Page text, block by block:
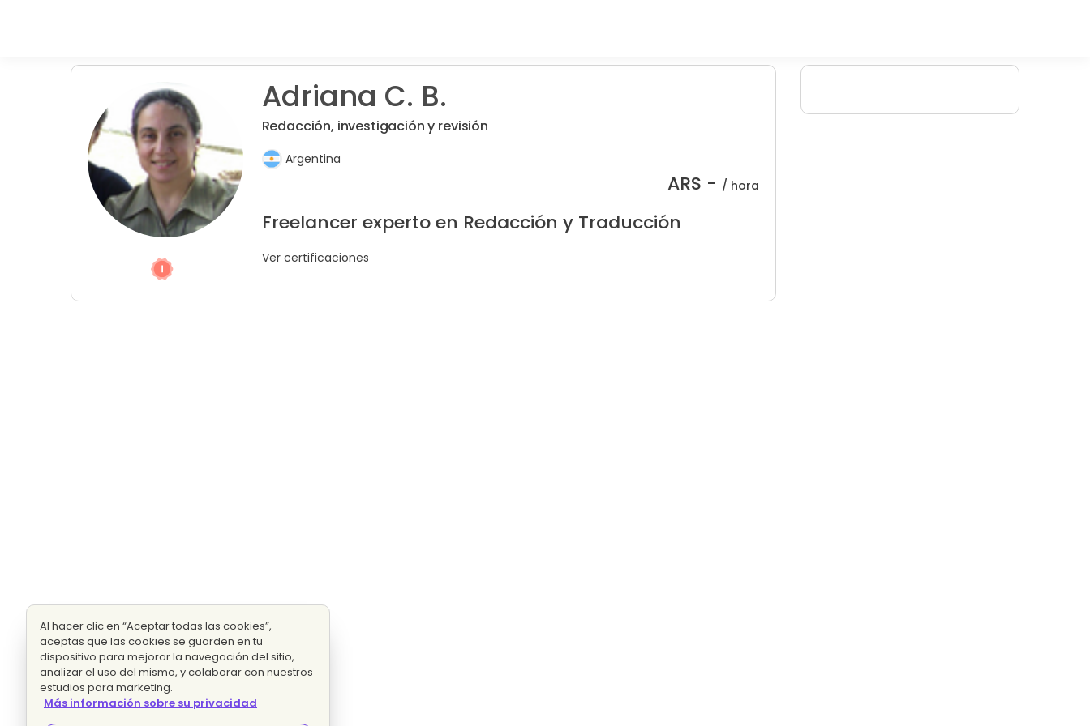
Adriana C. B.
Redacción, investigación y revisión
Argentina
ARS - / hora
Freelancer experto en Redacción y Traducción
Ver certificaciones
Al hacer clic en “Aceptar todas las cookies”,
aceptas que las cookies se guarden en tu
dispositivo para mejorar la navegación del sitio,
analizar el uso del mismo, y colaborar con nuestros
estudios para marketing.
Más información sobre su privacidad